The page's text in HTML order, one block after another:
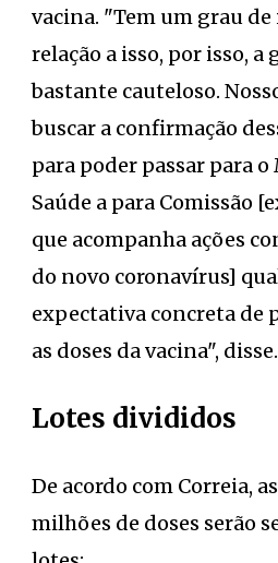
vacina. "Tem um grau
relação a isso, por isso, a
bastante cauteloso.
buscar a confirmação
para poder passar para
Saúde a para Comissão
que acompanha ações
do novo coronavírus]
expectativa concreta de
as doses da vacina", disse.
Lotes divididos
De acordo com Correia,
milhões de doses serão